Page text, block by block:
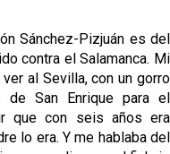
FC por Alberto
y rechaza una
Sánchez-Pizjuán es del
contra el Salamanca. Mi
al Sevilla, con un gorro
San Enrique para el
que con seis años era
lo era. Y me hablaba del